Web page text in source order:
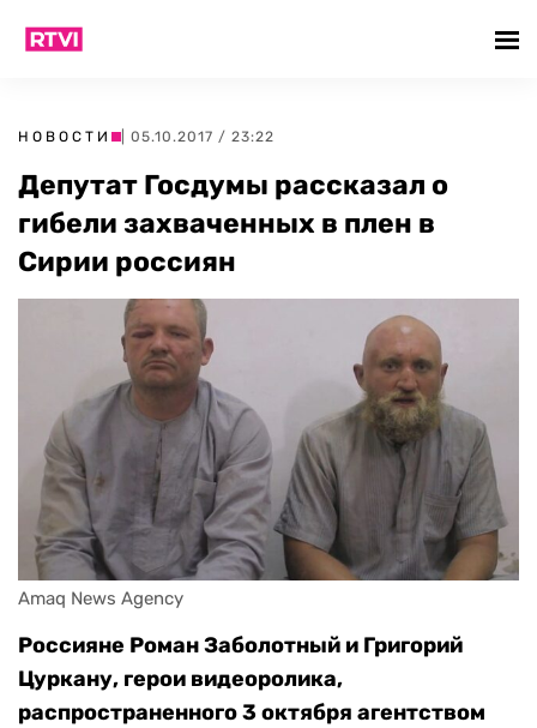
НОВОСТИ | 05.10.2017 / 23:22
Депутат Госдумы рассказал о
гибели захваченных в плен в
Сирии россиян
Amaq News Agency
Россияне Роман Заболотный и Григорий
Цуркану, герои видеоролика,
распространенного 3 октября агентством